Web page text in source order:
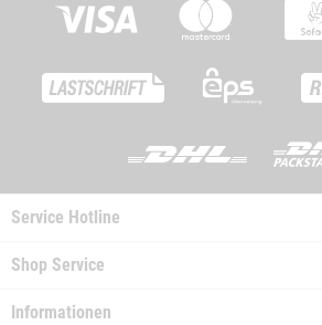
Service Hotline
Shop Service
Informationen